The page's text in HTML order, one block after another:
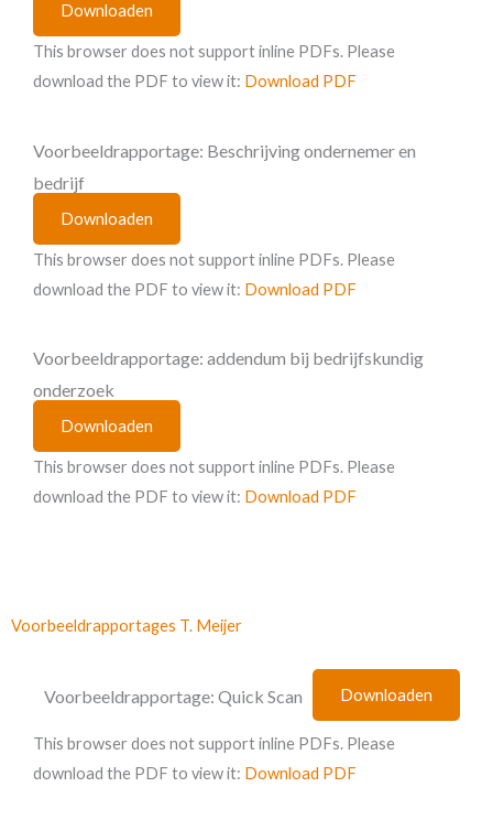
Downloaden
This browser does not support inline PDFs. Please
download the PDF to view it: Download PDF
Voorbeeldrapportage: Beschrijving ondernemer en
bedrijf
Downloaden
This browser does not support inline PDFs. Please
download the PDF to view it: Download PDF
Voorbeeldrapportage: addendum bij bedrijfskundig
onderzoek
Downloaden
This browser does not support inline PDFs. Please
download the PDF to view it: Download PDF
Voorbeeldrapportages T. Meijer
Voorbeeldrapportage: Quick Scan Downloaden
This browser does not support inline PDFs. Please
download the PDF to view it: Download PDF